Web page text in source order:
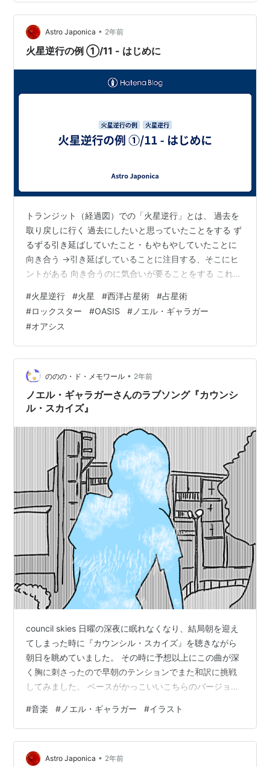
2024.12.7-202…
Astro Japonica • 2年前
火星逆行の例 ①/11 - はじめに
トランジット（経過図）での「火星逆行」とは、 過去を
取り戻しに行く 過去にしたいと思っていたことをする ず
るずる引き延ばしていたこと・もやもやしていたことに
向き合う →引き延ばしていることに注目する、そこにヒ
ントがある 向き合うのに気合いが要ることをする これま
で、するっと/しれっと通したいことを通す 普段だとしな
いことをする 普段だと出会わない人と出会う 運命のいた
ずら・縁 魔が差す 蒸し返される 内紛・内輪揉め 主張・
表現・メッセージが誤解される 男性性（アウトプット・
表現）を捉え直す・見直す かなと。色々な例を見てる
と、パラレル移動を…
#火星逆行 #火星 #西洋占星術 #占星術
#ロックスター #OASIS #ノエル・ギャラガー
#オアシス
ののの・ド・メモワール • 2年前
ノエル・ギャラガーさんのラブソング『カウンシ
ル・スカイズ』
council skies 日曜の深夜に眠れなくなり、結局朝を迎え
てしまった時に『カウンシル・スカイズ』を聴きながら
朝日を眺めていました。 その時に予想以上にこの曲が深
く胸に刺さったので早朝のテンションでまた和訳に挑戦
してみました。 ベースがかっこいいこちらのバージョン
いのでリアムバージョンも聴きたいです。
www.youtube.com [verse1] 流れ星を手にとって 幸せな
日々に乾杯してたんだよ 太陽の陰に 見つけたものを隠し
て こんなんじゃなかったら 未来はどうだったんだろう
#音楽 # ノエル・ギャラガー #イラスト
Astro Japonica • 2年前